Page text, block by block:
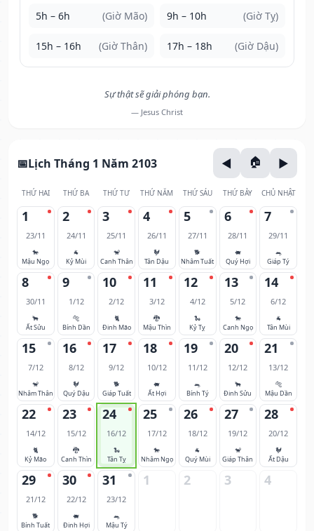
5h – 6h (Giờ Mão) 9h – 10h (Giờ Tỵ)
15h – 16h (Giờ Thân) 17h – 18h (Giờ Dậu)
Sự thật sẽ giải phóng bạn.
— Jesus Christ
Lịch Tháng 1 Năm 2103
THỨ HAI THỨ BA THỨ TƯ THỨ NĂM THỨ SÁU THỨ BẢY CHỦ NHẬT
1
23/11
🐎
Mậu Ngọ
2
24/11
🐐
Kỷ Mùi
3
25/11
🐒
Canh Thân
4
26/11
🐓
Tân Dậu
5
27/11
🐕
Nhâm Tuất
6
28/11
🐖
Quý Hợi
7
29/11
🐀
Giáp Tý
8
30/11
🐂
Ất Sửu
9
1/12
🐅
Bính Dần
10
2/12
🐈
Đinh Mão
11
3/12
🐉
Mậu Thìn
12
4/12
🐍
Kỷ Tỵ
13
5/12
🐎
Canh Ngọ
14
6/12
🐐
Tân Mùi
15
7/12
🐒
Nhâm Thân
16
8/12
🐓
Quý Dậu
17
9/12
🐕
Giáp Tuất
18
10/12
🐖
Ất Hợi
19
11/12
🐀
Bính Tý
20
12/12
🐂
Đinh Sửu
21
13/12
🐅
Mậu Dần
22
14/12
🐈
Kỷ Mão
23
15/12
🐉
Canh Thìn
24
16/12
🐍
Tân Tỵ
25
17/12
🐎
Nhâm Ngọ
26
18/12
🐐
Quý Mùi
27
19/12
🐒
Giáp Thân
28
20/12
🐓
Ất Dậu
29
21/12
🐕
Bính Tuất
30
22/12
🐖
Đinh Hợi
31
23/12
🐀
Mậu Tý
1 2 3 4